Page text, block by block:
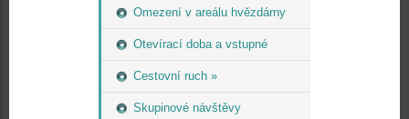
Omezení v areálu hvězdárny
Otevírací doba a vstupné
Cestovní ruch »
Skupinové návštěvy